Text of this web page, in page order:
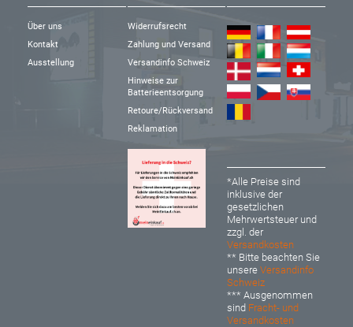
Über uns
Kontakt
Ausstellung
Widerrufsrecht
Zahlung und Versand
Versandinfo Schweiz
Hinweise zur
Batterieentsorgung
Retoure/Rückversand
Reklamation
*Alle Preise sind
inklusive der
gesetzlichen
Mehrwertsteuer und
zzgl. der
Versandkosten
** Bitte beachten Sie
unsereVersandinfo
Schweiz
*** Ausgenommen
sind Fracht- und
Versandkosten